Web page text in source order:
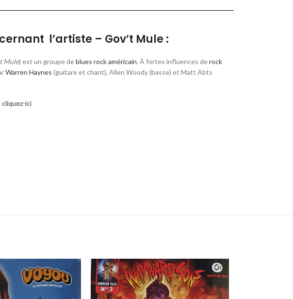
l’artiste – Gov’t Mule :
Mule) est un groupe deblues rockaméricain. À fortes influences derock
Warren Haynes (guitare et chant), Allen Woody (basse) et Matt Abts
cliquez-ici